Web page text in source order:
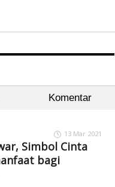
Komentar
13 Mar 2021
Simbol Cinta
bagi